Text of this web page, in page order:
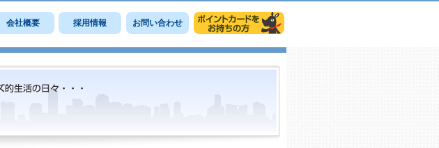
会社概要 採用情報 お問い合わせ